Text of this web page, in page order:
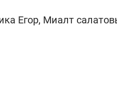
Егор, Миалт